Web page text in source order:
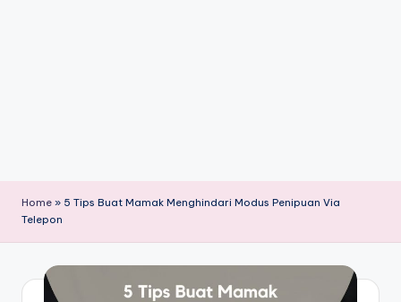
Home » 5 Tips Buat Mamak Menghindari Modus Penipuan Via
Telepon